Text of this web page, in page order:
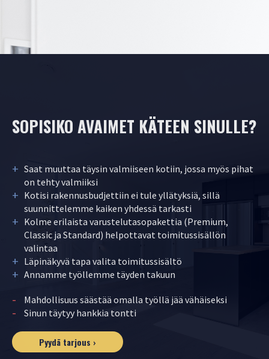
Rekry
REFERENSSIT
Asiakastarinat Galleria
YHTEYSTIEDOT
TARJOA TONTTIA
SOPISIKO AVAIMET KÄTEEN SINULLE?
Saat muuttaa täysin valmiiseen kotiin, jossa myös pihat
on tehty valmiiksi
Kotisi rakennusbudjettiin ei tule yllätyksiä, sillä
suunnittelemme kaiken yhdessä tarkasti
Kolme erilaista varustelutasopakettia (Premium,
Classic ja Standard) helpottavat toimitussisällön
valintaa
Läpinäkyvä tapa valita toimitussisältö
Annamme työllemme täyden takuun
Mahdollisuus säästää omalla työllä jää vähäiseksi
Sinun täytyy hankkia tontti
Pyydä tarjous ›